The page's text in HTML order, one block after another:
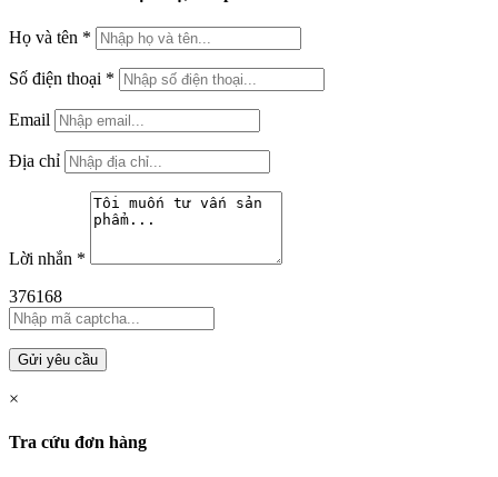
Họ và tên *
Số điện thoại *
Email
Địa chỉ
Lời nhắn *
376168
Gửi yêu cầu
×
Tra cứu đơn hàng